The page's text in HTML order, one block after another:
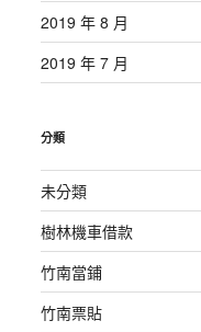
2019 年 8 月
2019 年 7 月
分類
未分類
樹林機車借款
竹南當鋪
竹南票貼